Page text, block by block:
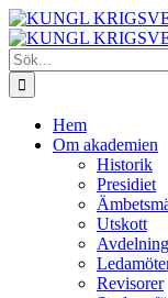
Fortsätt
till
innehållet
Sök
efter:
Hem
Om akademien
Historik
Presidiet
Utskott
Revisorer